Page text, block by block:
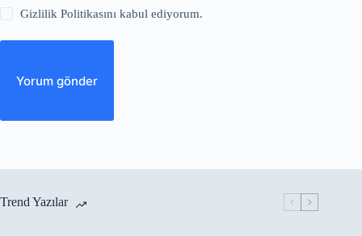
Gizlilik Politikasını kabul ediyorum.
Yorum gönder
Trend Yazılar